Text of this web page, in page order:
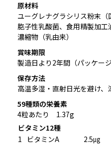
原材料
ユーグレナグラシリス粉末
胞子性乳酸菌、食用精製加
濃縮物（乳由来）
賞味期限
製造日より2年間（パッケージ
保存方法
高温多湿・直射日光を避け、
59種類の栄養素
4粒あたり 1.37g
ビタミン12種
1
ビタミンA
2.5㎍